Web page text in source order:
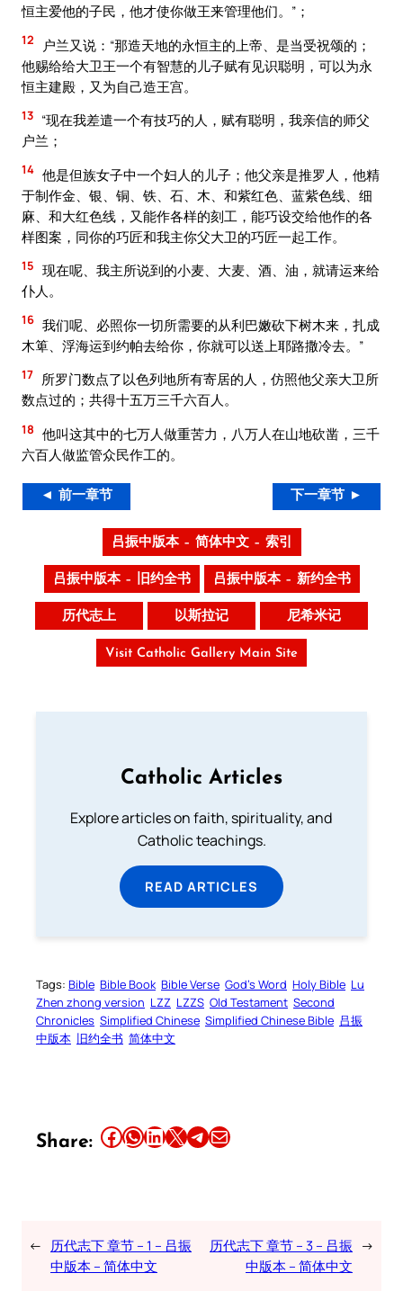
恒主爱他的子民，他才使你做王来管理他们。”；
12
户兰又说：“那造天地的永恒主的上帝、是当受祝颂的；
他赐给给大卫王一个有智慧的儿子赋有见识聪明，可以为永
恒主建殿，又为自己造王宫。
13 “现在我差遣一个有技巧的人，赋有聪明，我亲信的师父
户兰；
14 他是但族女子中一个妇人的儿子；他父亲是推罗人，他精
于制作金、银、铜、铁、石、木、和紫红色、蓝紫色线、细
麻、和大红色线，又能作各样的刻工，能巧设交给他作的各
样图案，同你的巧匠和我主你父大卫的巧匠一起工作。
15 现在呢、我主所说到的小麦、大麦、酒、油，就请运来给
仆人。
16 我们呢、必照你一切所需要的从利巴嫩砍下树木来，扎成
木箄、浮海运到约帕去给你，你就可以送上耶路撒冷去。”
17 所罗门数点了以色列地所有寄居的人，仿照他父亲大卫所
数点过的；共得十五万三千六百人。
18 他叫这其中的七万人做重苦力，八万人在山地砍凿，三千
六百人做监管众民作工的。
◄ 前一章节 下一章节 ►
吕振中版本 – 简体中文 – 索引
吕振中版本 – 旧约全书 吕振中版本 – 新约全书
历代志上 以斯拉记 尼希米记
Visit Catholic Gallery Main Site
Catholic Articles
Explore articles on faith, spirituality, and
Catholic teachings.
READ ARTICLES
Tags: Bible Bible Book Bible Verse God’s Word Holy Bible Lu
Zhen zhong version LZZ LZZS Old Testament Second
Chronicles Simplified Chinese Simplified Chinese Bible 吕振
中版本 旧约全书 简体中文
Share: Share this article on Facebook Share this article on WhatsApp Share this article on LinkedIn Share this article on X Share this article on TelegramEmail this Article
←
历代志下 章节 – 1 – 吕振
中版本 – 简体中文
历代志下 章节 – 3 – 吕振
中版本 – 简体中文
→